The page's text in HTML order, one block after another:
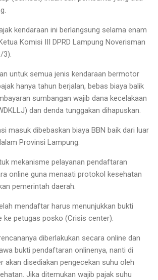
kendaraan ini berlangsung selama enam
Komisi III DPRD Lampung Noverisman
3).
untuk semua jenis kendaraan bermotor
hanya tahun berjalan, bebas biaya balik
sumbangan wajib dana kecelakaan
dan denda tunggakan dihapuskan.
masuk dibebaskan biaya BBN baik dari luar
Provinsi Lampung.
mekanisme pelayanan pendaftaran
online guna menaati protokol kesehatan
pemerintah daerah.
mendaftar harus menunjukkan bukti
ke petugas posko (Crisis center).
diberlakukan secara online dan
bukti pendaftaran onlinenya, nanti di
akan disediakan pengecekan suhu oleh
Jika ditemukan wajib pajak suhu